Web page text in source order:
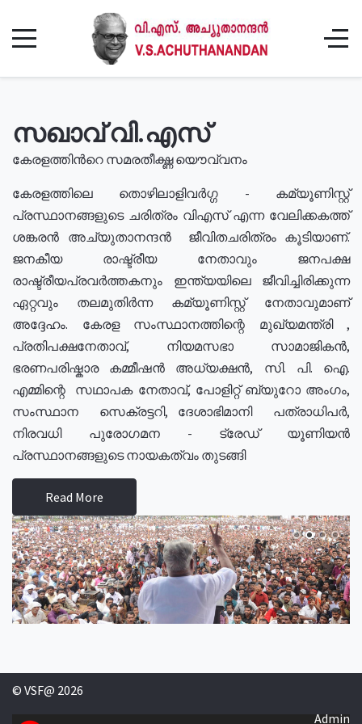
സഖാവ് വി.എസ്
കേരളത്തിൻറെ സമരതീക്ഷ്ണ യൌവ്വനം
കേരളത്തിലെ തൊഴിലാളിവർഗ്ഗ - കമ്യൂണിസ്റ്റ്
പ്രസ്ഥാനങ്ങളുടെ ചരിത്രം വിഎസ് എന്ന വേലിക്കകത്ത്
ശങ്കരൻ അച്യുതാനന്ദൻ ജീവിതചരിത്രം കൂടിയാണ്.
ജനകീയ രാഷ്ട്രീയ നേതാവും ജനപക്ഷ
രാഷ്ട്രീയപ്രവർത്തകനും ഇന്ത്യയിലെ ജീവിച്ചിരിക്കുന്ന
ഏറ്റവും തലമുതിർന്ന കമ്യൂണിസ്റ്റ് നേതാവുമാണ്
അദ്ദേഹം. കേരള സംസ്ഥാനത്തിന്റെ മുഖ്യമന്ത്രി ,
പ്രതിപക്ഷനേതാവ്, നിയമസഭാ സാമാജികൻ,
ഭരണപരിഷ്കാര കമ്മീഷൻ അധ്യക്ഷൻ, സി. പി. ഐ.
എമ്മിന്റെ സഥാപക നേതാവ്, പോളിറ്റ് ബ്യുറോ അംഗം,
സംസ്ഥാന സെക്രട്ടറി, ദേശാഭിമാനി പത്രാധിപർ,
നിരവധി പുരോഗമന - ട്രേഡ് യൂണിയൻ
പ്രസ്ഥാനങ്ങളുടെ നായകത്വം തുടങ്ങി
Read More
© VSF@ 2026
Admin